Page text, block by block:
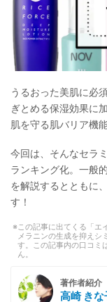
うるおった美肌に必
ぎとめる保湿効果に
肌を守る肌バリア機
今回は、そんなセラ
ランキング化。一般
を解説するとともに
す！
この記事に出てくる「エ
メラニンの生成を抑えシ
す。この記事内の口コミ
ん。
著作者紹介
高崎 きな